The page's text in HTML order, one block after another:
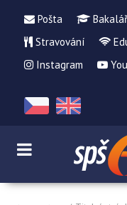
Pošta
Stravování
Instagram